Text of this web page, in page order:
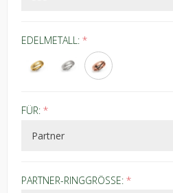
EDELMETALL: *
FÜR: *
PARTNER-RINGGRÖSSE: *